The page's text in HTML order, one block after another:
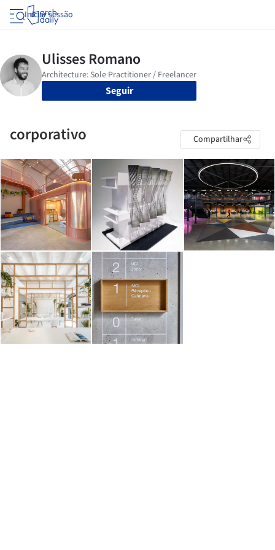
Iniciar sessão
Seguir
corporativo Compartilhar